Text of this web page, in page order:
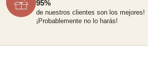
95%
de nuestros clientes son los mejores!
¡Probablemente no lo harás!